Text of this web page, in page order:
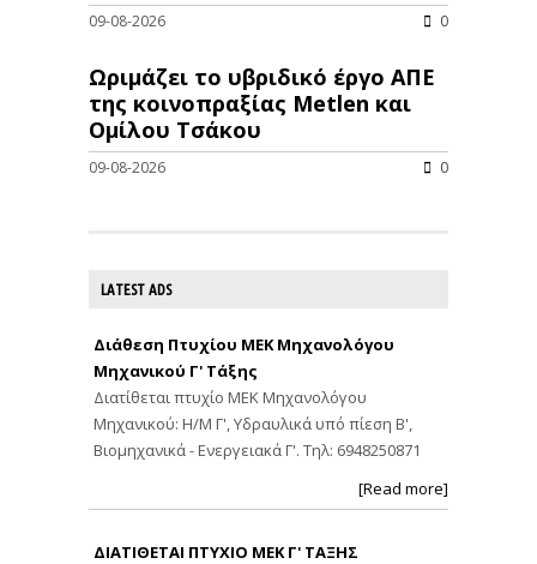
09-08-2026 0
Ωριμάζει το υβριδικό έργο ΑΠΕ
της κοινοπραξίας Metlen και
Ομίλου Τσάκου
09-08-2026 0
LATEST ADS
Διάθεση Πτυχίου ΜΕΚ Μηχανολόγου
Μηχανικού Γ' Τάξης
Διατίθεται πτυχίο ΜΕΚ Μηχανολόγου
Μηχανικού: Η/Μ Γ', Υδραυλικά υπό πίεση Β',
Βιομηχανικά - Ενεργειακά Γ'. Τηλ: 6948250871
[Read more]
ΔΙΑΤΙΘΕΤΑΙ ΠΤΥΧΙΟ ΜΕΚ Γ' ΤΑΞΗΣ